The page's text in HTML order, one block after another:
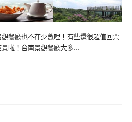
餐廳也不在少數哩！有些還很超值回票
啦！台南景觀餐廳大多…